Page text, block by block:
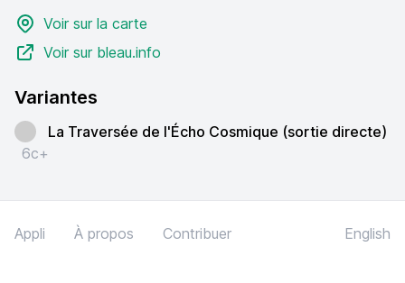
Voir sur la carte
Voir sur bleau.info
Variantes
La Traversée de l'Écho Cosmique (sortie directe)
6c+
Appli À propos Contribuer English